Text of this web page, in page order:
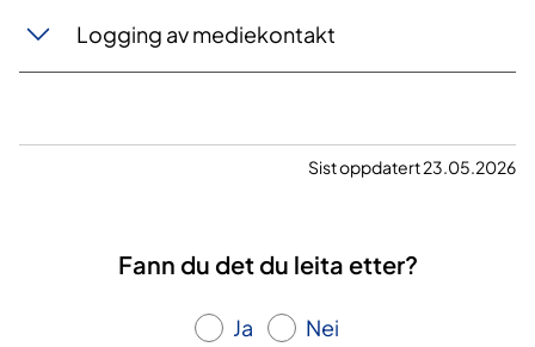
Logging av mediekontakt
Sist oppdatert 23.05.2026
Fann du det du leita etter?
Ja Nei